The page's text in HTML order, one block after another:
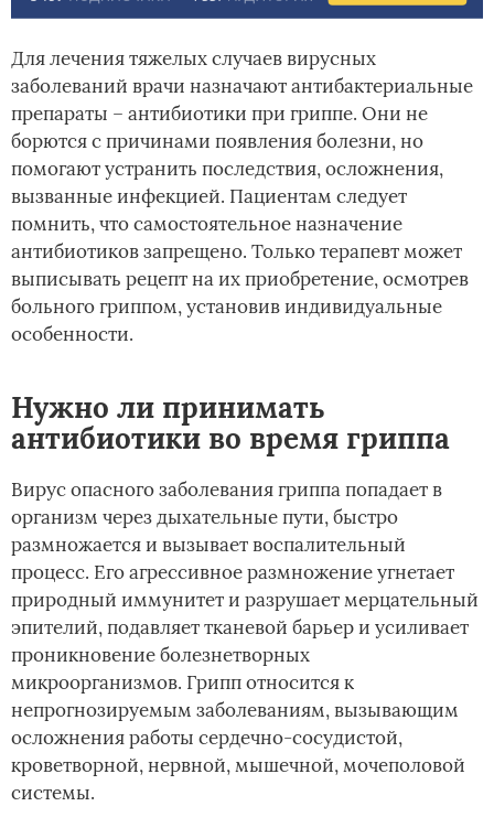
Для лечения тяжелых случаев вирусных
заболеваний врачи назначают антибактериальные
препараты – антибиотики при гриппе. Они не
борются с причинами появления болезни, но
помогают устранить последствия, осложнения,
вызванные инфекцией. Пациентам следует
помнить, что самостоятельное назначение
антибиотиков запрещено. Только терапевт может
выписывать рецепт на их приобретение, осмотрев
больного гриппом, установив индивидуальные
особенности.
Нужно ли принимать
антибиотики во время гриппа
Вирус опасного заболевания гриппа попадает в
организм через дыхательные пути, быстро
размножается и вызывает воспалительный
процесс. Его агрессивное размножение угнетает
природный иммунитет и разрушает мерцательный
эпителий, подавляет тканевой барьер и усиливает
проникновение болезнетворных
микроорганизмов. Грипп относится к
непрогнозируемым заболеваниям, вызывающим
осложнения работы сердечно-сосудистой,
кроветворной, нервной, мышечной, мочеполовой
системы.